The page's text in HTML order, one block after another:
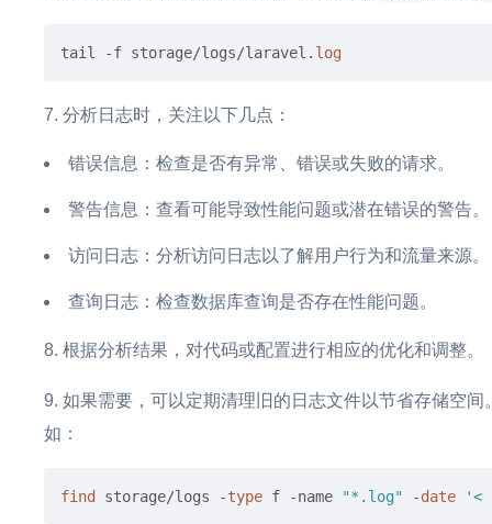
tail -f storage/logs/laravel. log
分析日志时，关注以下几点：
错误信息：检查是否有异常、错误或失败的请求。
警告信息：查看可能导致性能问题或潜在错误的警告。
访问日志：分析访问日志以了解用户行为和流量来源。
查询日志：检查数据库查询是否存在性能问题。
根据分析结果，对代码或配置进行相应的优化和调整。
如果需要，可以定期清理旧的日志文件以节省存储空间
如：
find storage/logs -type f -name "*.log" -date '<